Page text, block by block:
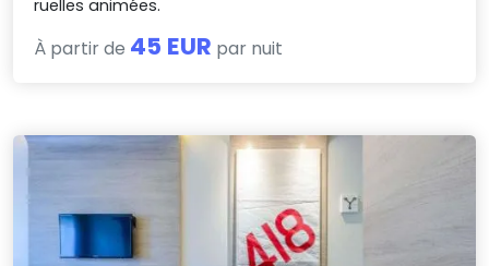
ruelles animées.
À partir de 45 EUR par nuit